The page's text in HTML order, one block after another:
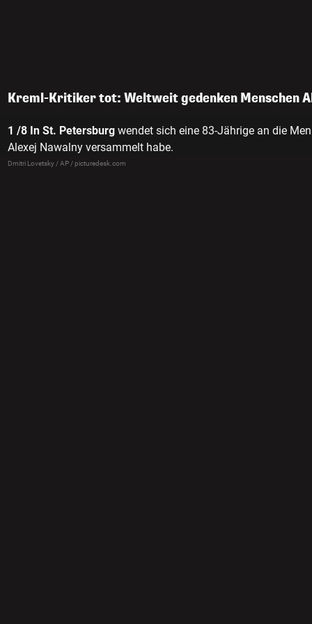
Kreml-Kritiker tot: Weltweit gedenken Menschen
1 /8 In St. Petersburg wendet sich eine 83-Jährige an die
Alexej Nawalny versammelt habe.
Dmitri Lovetsky / AP / picturedesk.com